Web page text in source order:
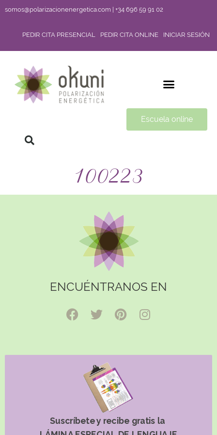
somos@polarizacionenergetica.com | +34 696 59 91 02
PEDIR CITA PRESENCIAL PEDIR CITA ONLINE INICIAR SESIÓN
Escuela online
100223
ENCUÉNTRANOS EN
Suscríbete y recibe gratis la